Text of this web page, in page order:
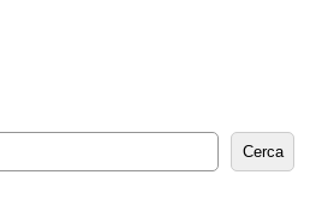
e
Cerca